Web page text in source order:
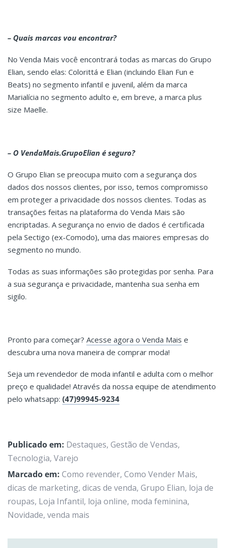
– Quais marcas vou encontrar?
No Venda Mais você encontrará todas as marcas do Grupo
Elian, sendo elas: Colorittá e Elian (incluindo Elian Fun e
Beats) no segmento infantil e juvenil, além da marca
Marialícia no segmento adulto e, em breve, a marca plus
size Maelle.
– O VendaMais.GrupoElian é seguro?
O Grupo Elian se preocupa muito com a segurança dos
dados dos nossos clientes, por isso, temos compromisso
em proteger a privacidade dos nossos clientes. Todas as
transações feitas na plataforma do Venda Mais são
encriptadas. A segurança no envio de dados é certificada
pela Sectigo (ex-Comodo), uma das maiores empresas do
segmento no mundo.
Todas as suas informações são protegidas por senha. Para
a sua segurança e privacidade, mantenha sua senha em
sigilo.
Pronto para começar? Acesse agora o Venda Mais e
descubra uma nova maneira de comprar moda!
Seja um revendedor de moda infantil e adulta com o melhor
preço e qualidade! Através da nossa equipe de atendimento
pelo whatsapp: (47)99945-9234
Publicado em: Destaques, Gestão de Vendas,
Tecnologia, Varejo
Marcado em: Como revender, Como Vender Mais,
dicas de marketing, dicas de venda, Grupo Elian, loja de
roupas, Loja Infantil, loja online, moda feminina,
Novidade, venda mais